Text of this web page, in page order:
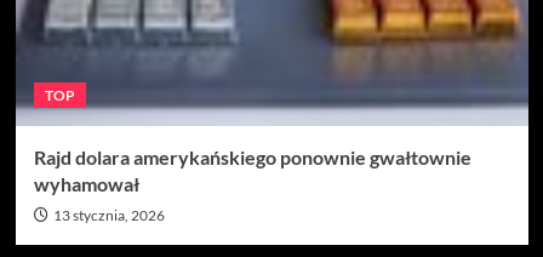
TOP
Rajd dolara amerykańskiego ponownie gwałtownie
wyhamował
13 stycznia, 2026